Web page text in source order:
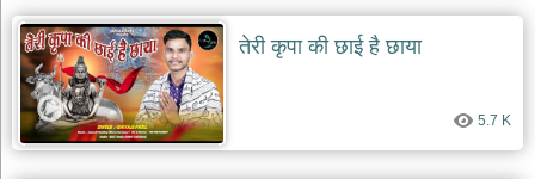
तेरी कृपा की छाई है छाया
5.7 K